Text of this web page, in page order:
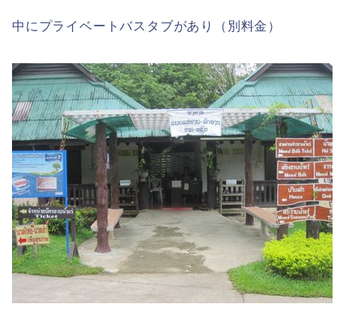
中にプライベートバスタブがあり（別料金）